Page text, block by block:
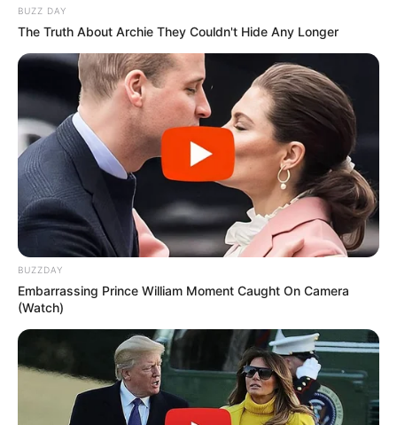
BUZZ DAY
The Truth About Archie They Couldn't Hide Any Longer
BUZZDAY
Embarrassing Prince William Moment Caught On Camera
(Watch)